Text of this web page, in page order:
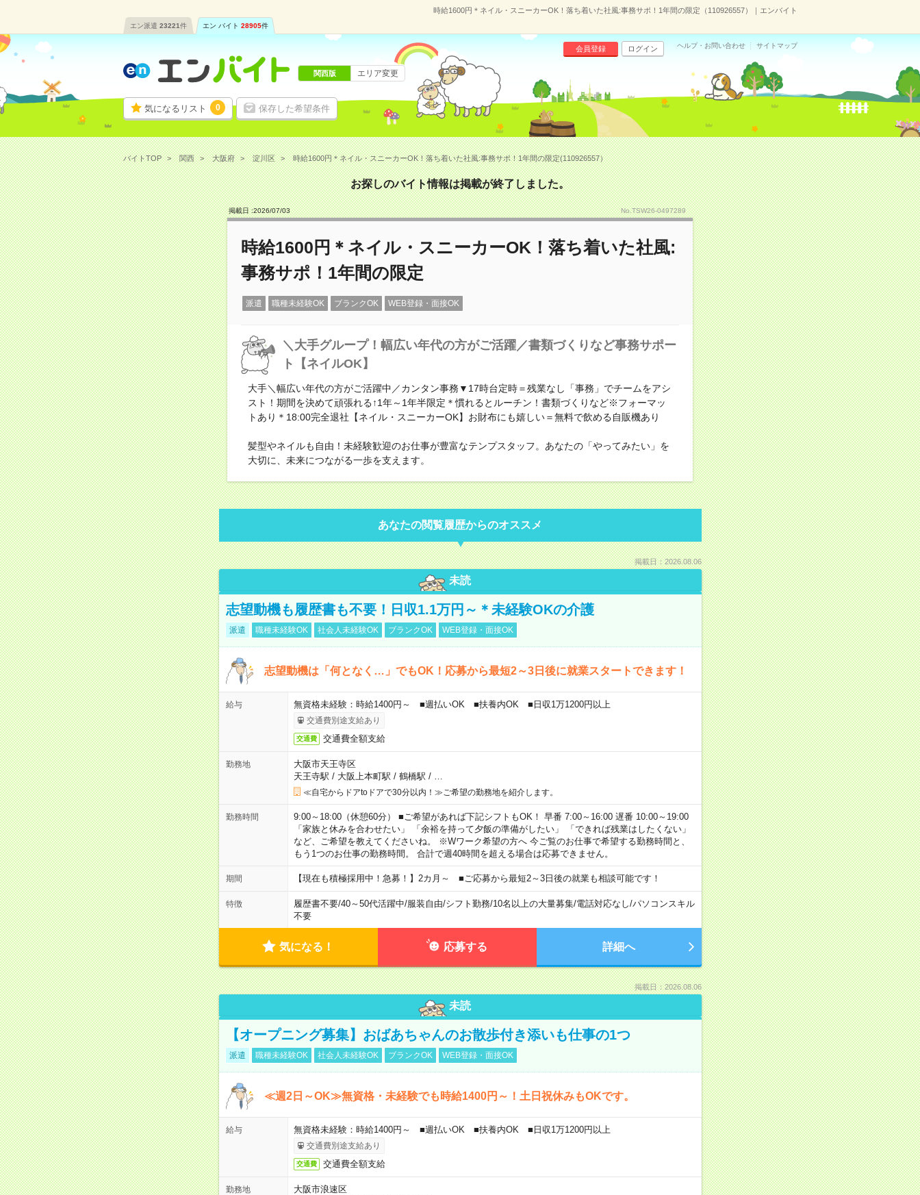
時給1600円＊ネイル・スニーカーOK！落ち着いた社風:事務サポ！1年間の限定（110926557）｜エンバイト
エン派遣 23221件 エン バイト 28905件
気になるリスト 0 保存した希望条件
会員登録 ログイン ヘルプ・お問い合わせ サイトマップ
関西版 エリア変更
バイトTOP 関西 大阪府 淀川区 時給1600円＊ネイル・スニーカーOK！落ち着いた社風:事務サポ！1年間の限定(110926557）
お探しのバイト情報は掲載が終了しました。
掲載日 :2026/07/03 No.TSW26-0497289
時給1600円＊ネイル・スニーカーOK！落ち着いた社風:
事務サポ！1年間の限定
派遣 職種未経験OK ブランクOK WEB登録・面接OK
＼大手グループ！幅広い年代の方がご活躍／書類づくりなど事務サポー
ト【ネイルOK】
大手＼幅広い年代の方がご活躍中／カンタン事務▼17時台定時＝残業なし「事務」でチームをアシ
スト！期間を決めて頑張れる↑1年～1年半限定＊慣れるとルーチン！書類づくりなど※フォーマッ
トあり＊18:00完全退社【ネイル・スニーカーOK】お財布にも嬉しい＝無料で飲める自販機あり
髪型やネイルも自由！未経験歓迎のお仕事が豊富なテンプスタッフ。あなたの「やってみたい」を
大切に、未来につながる一歩を支えます。
あなたの閲覧履歴からのオススメ
掲載日：2026.08.06
未読
志望動機も履歴書も不要！日収1.1万円～＊未経験OKの介護
派遣 職種未経験OK 社会人未経験OK ブランクOK WEB登録・面接OK
志望動機は「何となく…」でもOK！応募から最短2～3日後に就業スタートできます！
給与 無資格未経験：時給1400円～ ■週払いOK ■扶養内OK ■日収1万1200円以上
交通費別途支給あり
交通費 交通費全額支給
勤務地
大阪市天王寺区
天王寺駅 / 大阪上本町駅 / 鶴橋駅 /
≪自宅からドアtoドアで30分以内！≫ご希望の勤務地を紹介します。
勤務時間
9:00～18:00（休憩60分） ■ご希望があれば下記シフトもOK！ 早番 7:00～16:00 遅番 10:00～19:00
「家族と休みを合わせたい」 「余裕を持って夕飯の準備がしたい」 「できれば残業はしたくない」
など、ご希望を教えてくださいね。 ※Wワーク希望の方へ 今ご覧のお仕事で希望する勤務時間と、
もう1つのお仕事の勤務時間。 合計で週40時間を超える場合は応募できません。
期間 【現在も積極採用中！急募！】2カ月～ ■ご応募から最短2～3日後の就業も相談可能です！
特徴 履歴書不要/40～50代活躍中/服装自由/シフト勤務/10名以上の大量募集/電話対応なし/パソコンスキル
不要
気になる！ 応募する 詳細へ
掲載日：2026.08.06
未読
【オープニング募集】おばあちゃんのお散歩付き添いも仕事の1つ
派遣 職種未経験OK 社会人未経験OK ブランクOK WEB登録・面接OK
≪週2日～OK≫無資格・未経験でも時給1400円～！土日祝休みもOKです。
給与 無資格未経験：時給1400円～ ■週払いOK ■扶養内OK ■日収1万1200円以上
交通費別途支給あり
交通費 交通費全額支給
勤務地
大阪市浪速区